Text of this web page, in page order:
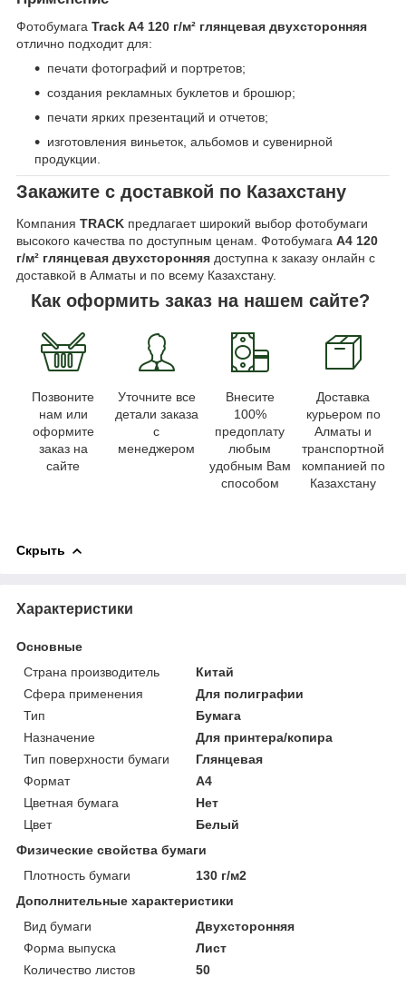
Фотобумага Track A4 120 г/м² глянцевая двухсторонняя
отлично подходит для:
печати фотографий и портретов;
создания рекламных буклетов и брошюр;
печати ярких презентаций и отчетов;
изготовления виньеток, альбомов и сувенирной
продукции.
Закажите с доставкой по Казахстану
Компания TRACK предлагает широкий выбор фотобумаги
высокого качества по доступным ценам. Фотобумага A4 120
г/м² глянцевая двухсторонняя доступна к заказу онлайн с
доставкой в Алматы и по всему Казахстану.
Как оформить заказ на нашем сайте?
Позвоните
нам или
оформите
заказ на
сайте
Уточните все
детали заказа
с
менеджером
Внесите
100%
предоплату
любым
удобным Вам
способом
Доставка
курьером по
Алматы и
транспортной
компанией по
Казахстану
Скрыть
Характеристики
Основные
Страна производитель
Китай
Сфера применения
Для полиграфии
Тип
Бумага
Назначение
Для принтера/копира
Тип поверхности бумаги
Глянцевая
Формат
A4
Цветная бумага
Нет
Цвет
Белый
Физические свойства бумаги
Плотность бумаги
130 г/м2
Дополнительные характеристики
Вид бумаги
Двухсторонняя
Форма выпуска
Лист
Количество листов
50